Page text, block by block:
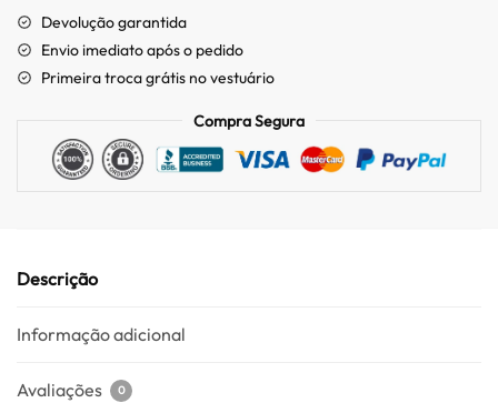
Devolução garantida
Envio imediato após o pedido
Primeira troca grátis no vestuário
Compra Segura
Descrição
Informação adicional
Avaliações 0